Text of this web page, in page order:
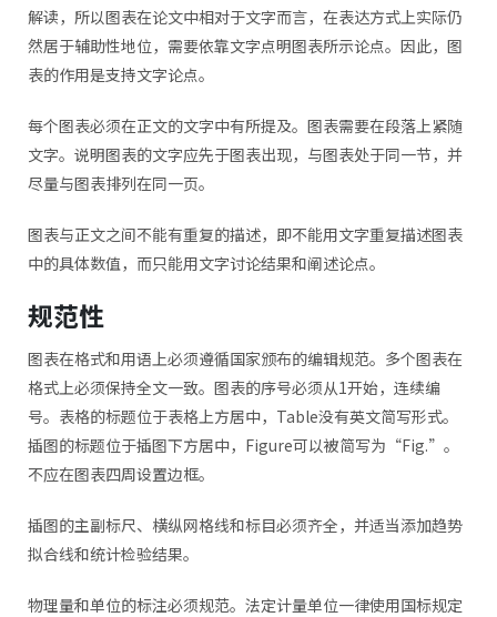
解读，所以图表在论文中相对于文字而言，在表达方式上实际仍
然居于辅助性地位，需要依靠文字点明图表所示论点。因此，图
表的作用是支持文字论点。
每个图表必须在正文的文字中有所提及。图表需要在段落上紧随
文字。说明图表的文字应先于图表出现，与图表处于同一节，并
尽量与图表排列在同一页。
图表与正文之间不能有重复的描述，即不能用文字重复描述图表
中的具体数值，而只能用文字讨论结果和阐述论点。
规范性
图表在格式和用语上必须遵循国家颁布的编辑规范。多个图表在
格式上必须保持全文一致。图表的序号必须从1开始，连续编
号。表格的标题位于表格上方居中，Table没有英文简写形式。
插图的标题位于插图下方居中，Figure可以被简写为“Fig.”。
不应在图表四周设置边框。
插图的主副标尺、横纵网格线和标目必须齐全，并适当添加趋势
拟合线和统计检验结果。
物理量和单位的标注必须规范。法定计量单位一律使用国标规定